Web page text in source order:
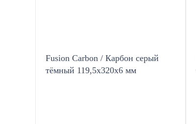
Fusion Carbon / Карбон серый
тёмный 119,5x320х6 мм